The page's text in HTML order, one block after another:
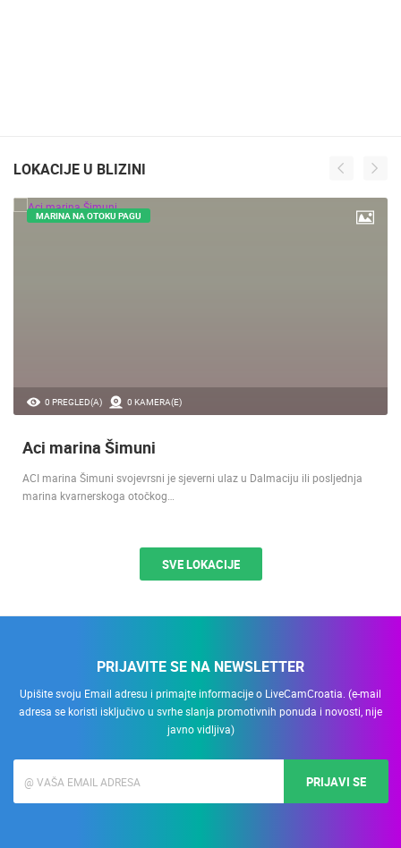
LOKACIJE U BLIZINI
0 PREGLED(A) 0 KAMERA(E)
MARINA NA OTOKU PAGU
Aci marina Šimuni
ACI marina Šimuni svojevrsni je sjeverni ulaz u Dalmaciju ili posljednja
marina kvarnerskoga otočkog…
SVE LOKACIJE
PRIJAVITE SE NA NEWSLETTER
Upišite svoju Email adresu i primajte informacije o LiveCamCroatia. (e-mail
adresa se koristi isključivo u svrhe slanja promotivnih ponuda i novosti, nije
javno vidljiva)
PRIJAVI SE